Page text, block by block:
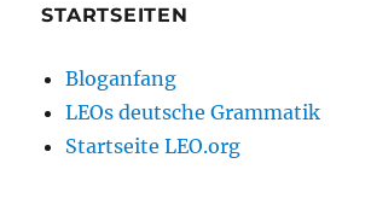
STARTSEITEN
Bloganfang
LEOs deutsche Grammatik
Startseite LEO.org